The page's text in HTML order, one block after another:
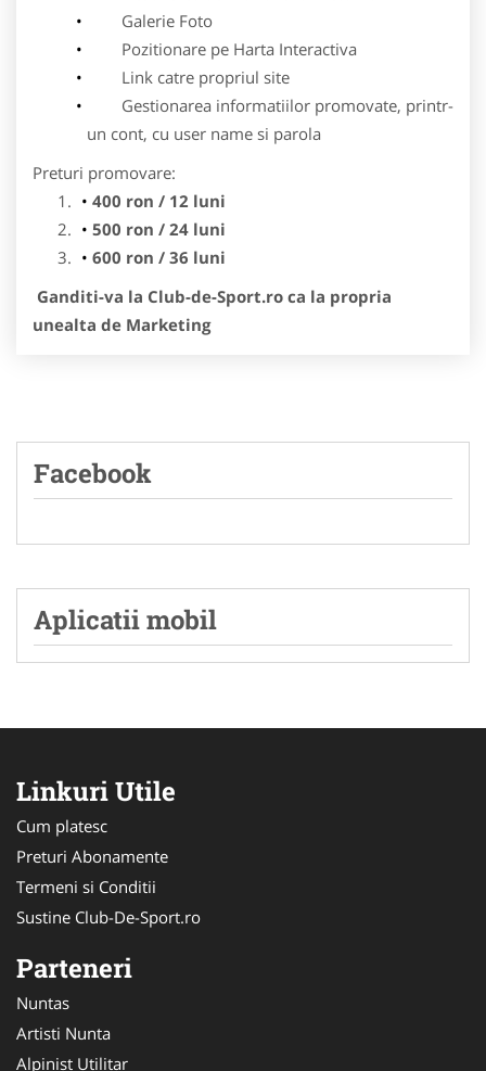
Galerie Foto
Pozitionare pe Harta Interactiva
Link catre propriul site
Gestionarea informatiilor promovate, printr-
un cont, cu user name si parola
Preturi promovare:
400 ron / 12 luni
500 ron / 24 luni
600 ron / 36 luni
Ganditi-va la Club-de-Sport.ro ca la propria
unealta de Marketing
Facebook
Aplicatii mobil
Linkuri Utile
Cum platesc
Preturi Abonamente
Termeni si Conditii
Sustine Club-De-Sport.ro
Parteneri
Nuntas
Artisti Nunta
Alpinist Utilitar